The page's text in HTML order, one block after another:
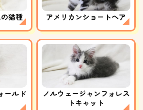
猫種 アメリカンショートヘア
ールド
ノルウェージャンフォレス
トキャット